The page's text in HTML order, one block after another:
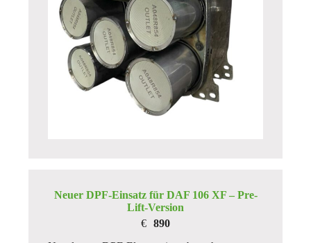
Neuer DPF-Einsatz für DAF 106 XF – Pre-
Lift-Version
890
€